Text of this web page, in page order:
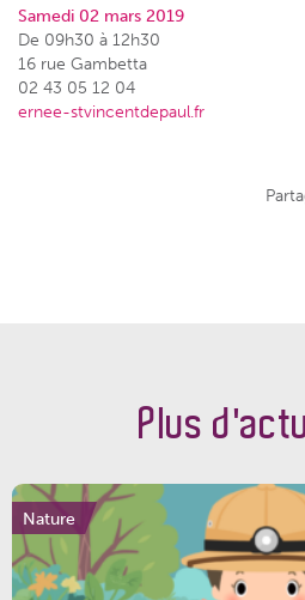
Samedi 02 mars 2019
De 09h30 à 12h30
16 rue Gambetta
02 43 05 12 04
ernee-stvincentdepaul.fr
Plus
Nature